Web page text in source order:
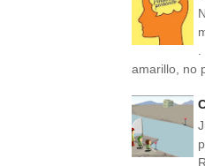
amarillo, no